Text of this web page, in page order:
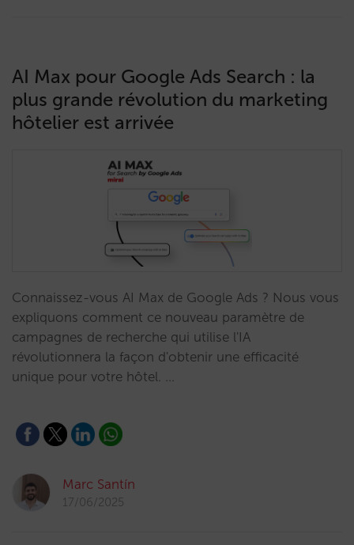
AI Max pour Google Ads Search : la
plus grande révolution du marketing
hôtelier est arrivée
Connaissez-vous AI Max de Google Ads ? Nous vous
expliquons comment ce nouveau paramètre de
campagnes de recherche qui utilise l'IA
révolutionnera la façon d'obtenir une efficacité
unique pour votre hôtel. …
Marc Santín
17/06/2025